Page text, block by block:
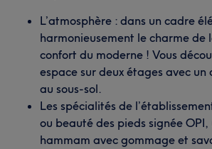
L’atmosphère : dans un cadre
harmonieusement le charme de
confort du moderne ! Vous
espace sur deux étages avec un
au sous-sol.
Les spécialités de
ou beauté des pieds signée OPI,
hammam avec gommage et